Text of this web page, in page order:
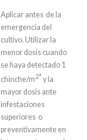
Aplicar antes de la
emergencia del
cultivo. Utilizar la
menor dosis cuando
se haya detectado 1
chinche/m2* y la
mayor dosis ante
infestaciones
superiores o
preventivamente en